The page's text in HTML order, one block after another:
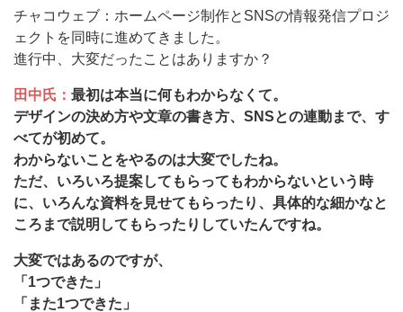
チャコウェブ：ホームページ制作とSNSの情報発信プロジ
ェクトを同時に進めてきました。
進行中、大変だったことはありますか？
田中氏： 最初は本当に何もわからなくて。
デザインの決め方や文章の書き方、SNSとの連動まで、す
べてが初めて。
わからないことをやるのは大変でしたね。
ただ、いろいろ提案してもらってもわからないという時
に、いろんな資料を見せてもらったり、具体的な細かなと
ころまで説明してもらったりしていたんですね。
大変ではあるのですが、
「1つできた」
「また1つできた」